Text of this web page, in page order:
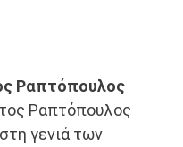
Ραπτόπουλος
Ραπτόπουλος
γενιά των